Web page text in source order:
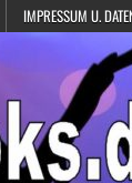
IMPRESSUM U.